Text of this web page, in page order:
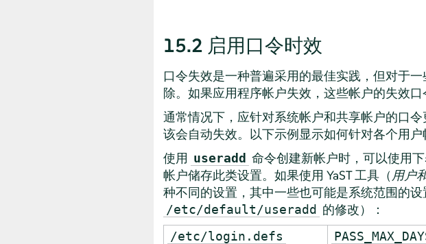
15.2 启用口令时效
口令失效是一种普遍采用的最佳实践，但对于
除。如果应用程序帐户失效，这些帐户的失效口
通常情况下，应针对系统帐户和共享帐户的口
该会自动失效。以下示例显示如何针对各个用户
使用 useradd 命令创建新帐户时，可以使用
帐户储存此类设置。如果使用 YaST 工具（ 用户
种不同的设置，其中一些也可能是系统范围的设
/etc/default/useradd 的修改）：
/etc/login.defs